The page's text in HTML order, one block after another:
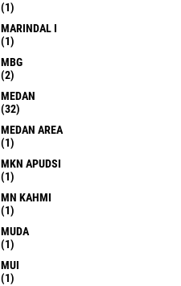
(1)
MARINDAL I
(1)
MBG
(2)
MEDAN
(32)
MEDAN AREA
(1)
MKN APUDSI
(1)
MN KAHMI
(1)
MUDA
(1)
MUI
(1)